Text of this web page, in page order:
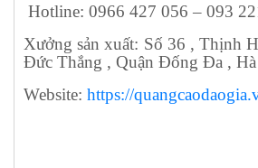
Hotline: 0966 427 056 – 093
Xưởng sản xuất: Số 36 , Thịnh
Đức Thắng , Quận Đống Đa ,
Website: https://